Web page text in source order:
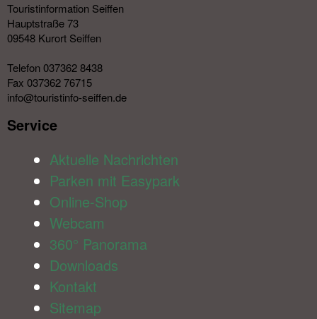
Touristinformation Seiffen
Hauptstraße 73
09548 Kurort Seiffen
Telefon 037362 8438
Fax 037362 76715
info@touristinfo-seiffen.de
Service​
Aktuelle Nachrichten
Parken mit Easypark
Online-Shop
Webcam
360° Panorama
Downloads
Kontakt
Sitemap